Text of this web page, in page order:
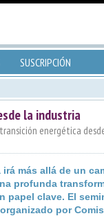
SUSCRIPCIÓN
la industria
energética
más allá de un
profunda
papel clave. El
por